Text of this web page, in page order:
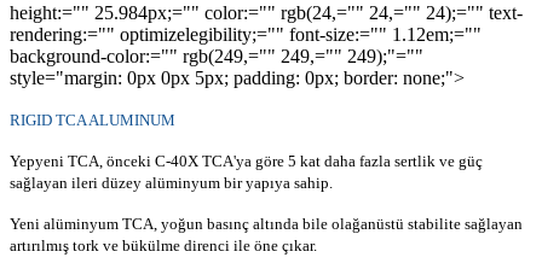
height:="" 25.984px;="" color:="" rgb(24,="" 24,="" 24);="" text-
rendering:="" optimizelegibility;="" font-size:="" 1.12em;=""
background-color:="" rgb(249,="" 249,="" 249);"=""
style="margin: 0px 0px 5px; padding: 0px; border: none;">
RIGID TCA ALUMINUM
Yepyeni TCA, önceki C-40X TCA'ya göre 5 kat daha fazla sertlik ve güç
sağlayan ileri düzey alüminyum bir yapıya sahip.
Yeni alüminyum TCA, yoğun basınç altında bile olağanüstü stabilite sağlayan
artırılmış tork ve bükülme direnci ile öne çıkar.